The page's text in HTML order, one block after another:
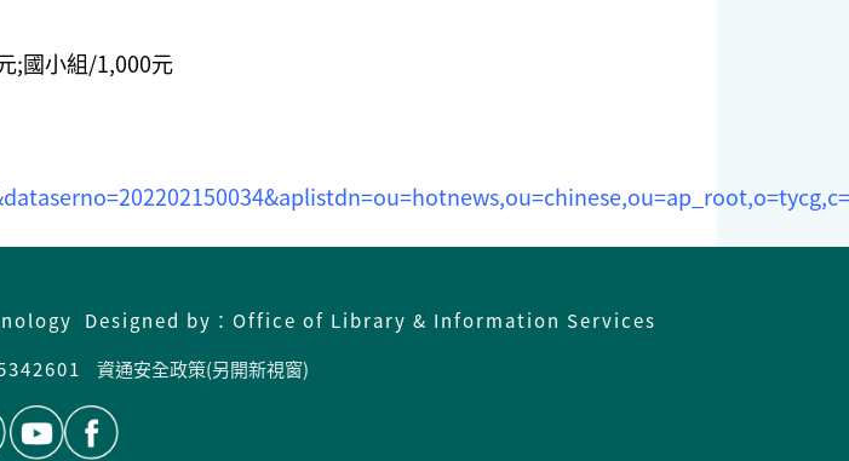
;國小組/1,000元
Designed by：Office of Library & Information Services
資通安全政策(另開新視窗)